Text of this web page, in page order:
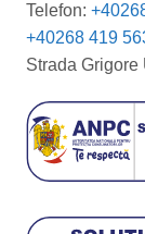
Telefon:
+40268 419
Strada Grigore